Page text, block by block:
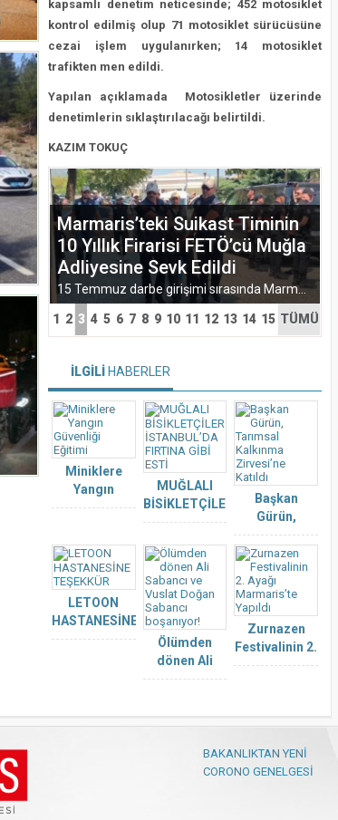
kapsamlı denetim neticesinde; 452 motosiklet
kontrol edilmiş olup 71 motosiklet sürücüsüne
cezai işlem uygulanırken; 14 motosiklet
trafikten men edildi.
Yapılan açıklamada Motosikletler üzerinde
denetimlerin sıklaştırılacağı belirtildi.
KAZIM TOKUÇ
Marmaris’teki Suikast Timinin
10 Yıllık Firarisi FETÖ’cü Muğla
Adliyesine Sevk Edildi
15 Temmuz darbe girişimi sırasında Marmaris’te Cumhurbaşkanı Recep Tayyip Erdoğan’a yönelik suikast girişiminde bulunan firari Fetöcü Burkay Karatepe, yaklaşık 10...
1 2 3 4 5 6 7 8 9 10 11 12 13 14 15 TÜMÜ
İLGİLİ HABERLER
Miniklere
Yangın
Güvenliği
MUĞLALI
BİSİKLETÇİLER
İSTANBUL’DA
ESTİ
Başkan
Gürün,
Tarımsal
Kalkınma
Zirvesi’ne
Katıldı
LETOON
HASTANESİNE
TEŞEKKÜR
Ölümden
dönen Ali
Sabancı ve
Sabancı
Zurnazen
Festivalinin 2.
Ayağı
BAKANLIKTAN YENİ
CORONO GENELGESİ